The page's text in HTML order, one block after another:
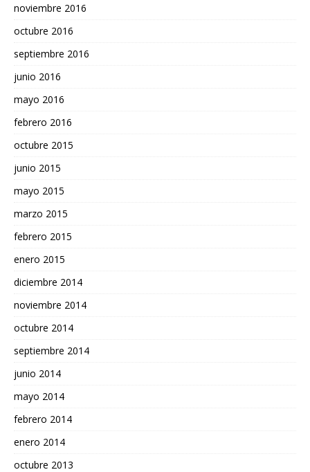
noviembre 2016
octubre 2016
septiembre 2016
junio 2016
mayo 2016
febrero 2016
octubre 2015
junio 2015
mayo 2015
marzo 2015
febrero 2015
enero 2015
diciembre 2014
noviembre 2014
octubre 2014
septiembre 2014
junio 2014
mayo 2014
febrero 2014
enero 2014
octubre 2013